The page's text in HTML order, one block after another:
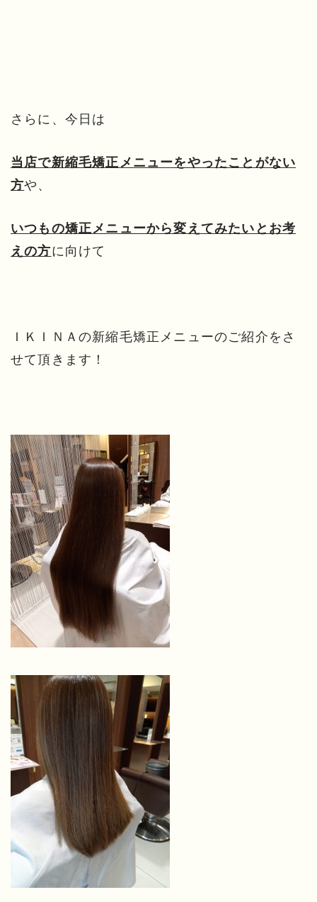
さらに、今日は
当店で新縮毛矯正メニューをやったことがない
方や、
いつもの矯正メニューから変えてみたいとお考
えの方に向けて
ＩＫＩＮＡの新縮毛矯正メニューのご紹介をさ
せて頂きます！